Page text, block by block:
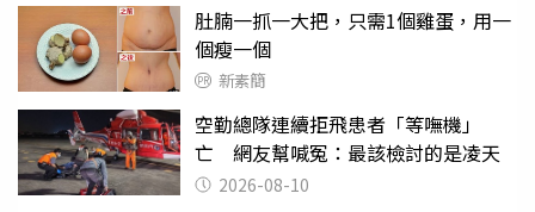
肚腩一抓一大把，只需1個雞蛋，用一
個瘦一個
新素簡
空勤總隊連續拒飛患者「等嘸機」
亡 網友幫喊冤：最該檢討的是凌天
2026-08-10